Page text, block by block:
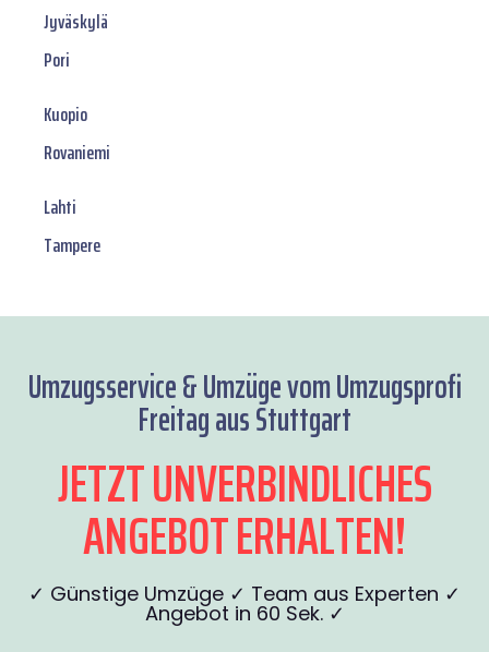
Jyväskylä
Pori
Kuopio
Rovaniemi
Lahti
Tampere
Umzugsservice & Umzüge vom Umzugsprofi
Freitag aus Stuttgart
JETZT UNVERBINDLICHES
ANGEBOT ERHALTEN!
✓ Günstige Umzüge ✓ Team aus Experten ✓
Angebot in 60 Sek. ✓